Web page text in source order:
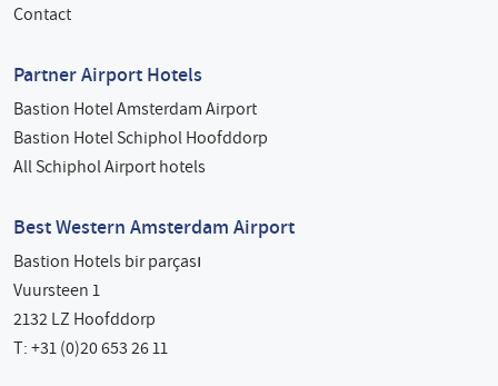
Contact
Partner Airport Hotels
Bastion Hotel Amsterdam Airport
Bastion Hotel Schiphol Hoofddorp
All Schiphol Airport hotels
Best Western Amsterdam Airport
Bastion Hotels bir parçası
Vuursteen 1
2132 LZ Hoofddorp
T: +31 (0)20 653 26 11